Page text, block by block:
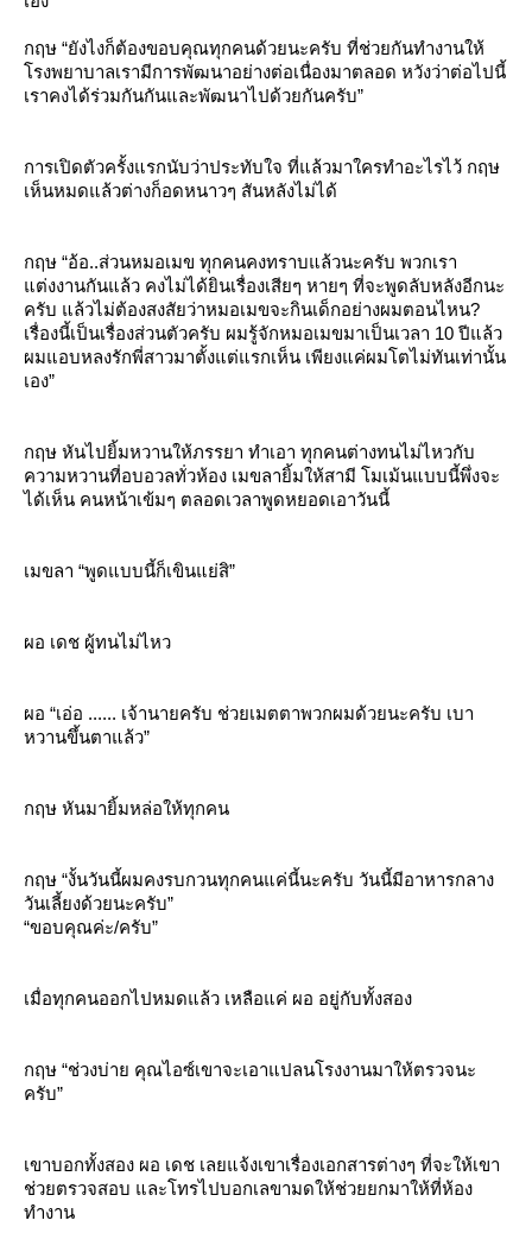
กฤษ “ยังไงก็ต้องขอบคุณทุกคนด้วยนะครับ ที่ช่วยกันทำงานให้
รงพยาบาลเรามีการพัฒนาอย่างต่อเนื่องมาตลอด หวังว่าต่อไปนี้
เราคงได้ร่วมกันกันและพัฒนาไปด้วยกันครับ”
การเปิดตัวครั้งแรกนับว่าประทับใจ ที่แล้วมาใครทำอะไรไว้ กฤษ
เห็นหมดแล้วต่างก็อดหนาวๆ สันหลังไม่ได้
กฤษ “อ้อ..ส่วนหมอเมข ทุกคนคงทราบแล้วนะครับ พวกเรา
ต่งงานกันแล้ว คงไม่ได้ยินเรื่องเสียๆ หายๆ ที่จะพูดลับหลังอีกนะ
ครับ แล้วไม่ต้องสงสัยว่าหมอเมขจะกินเด็กอย่างผมตอนไหน?
เรื่องนี้เป็นเรื่องส่วนตัวครับ ผมรู้จักหมอเมขมาเป็นเวลา 10 ปีแล้ว
ผมแอบหลงรักพี่สาวมาตั้งแต่แรกเห็น เพียงแค่ผมโตไม่ทันเท่านั้น
เอง”
กฤษ หันไปยิ้มหวานให้ภรรยา ทำเอา ทุกคนต่างทนไม่ไหวกับ
ความหวานที่อบอวลทั่วห้อง เมขลายิ้มให้สามี โมเม้นแบบนี้พึ่งจะ
ได้เห็น คนหน้าเข้มๆ ตลอดเวลาพูดหยอดเอาวันนี้
เมขลา “พูดแบบนี้ก็เขินแย่สิ”
ผอ เดช ผู้ทนไม่ไหว
ผอ “เอ่อ ...... เจ้านายครับ ช่วยเมตตาพวกผมด้วยนะครับ เบา
หวานขึ้นตาแล้ว”
กฤษ หันมายิ้มหล่อให้ทุกคน
กฤษ “งั้นวันนี้ผมคงรบกวนทุกคนแค่นี้นะครับ วันนี้มีอาหารกลาง
วันเลี้ยงด้วยนะครับ”
“ขอบคุณค่ะ/ครับ”
เมื่อทุกคนออกไปหมดแล้ว เหลือแค่ ผอ อยู่กับทั้งสอง
กฤษ “ช่วงบ่าย คุณไอซ์เขาจะเอาแปลนโรงงานมาให้ตรวจนะ
ครับ”
เขาบอกทั้งสอง ผอ เดช เลยแจ้งเขาเรื่องเอกสารต่างๆ ที่จะให้เขา
ช่วยตรวจสอบ และโทรไปบอกเลขามดให้ช่วยยกมาให้ที่ห้อง
ทำงาน